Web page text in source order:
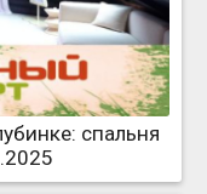
спальня